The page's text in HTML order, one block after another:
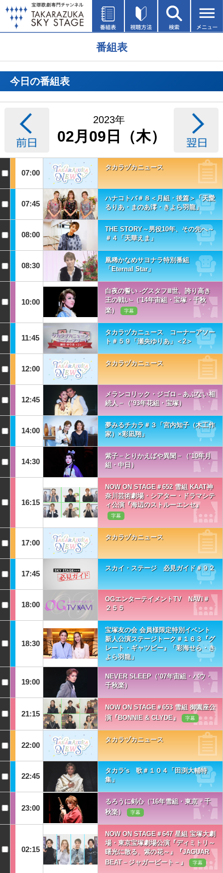
番組表
今日の番組表
2023年
02月09日（木）
07:00
タカラヅカニュース
07:45
ハナコトバ＃８＜月組・後篇＞「天愛
るりあ・まのあ澪・きよら羽龍」
08:00
THE STORY～男役10年、その先へ～
＃４「天華えま」
08:30
凰稀かなめサヨナラ特別番組
「Eternal Star」
10:00
白夜の誓い -グスタフⅢ世、誇り高き
王の戦い-（'14年宙組・宝塚・千秋
楽）
字幕
11:45
タカラヅカニュース コーナーアソー
ト＃５９「瀬央ゆりあ」＜2＞
12:00
タカラヅカニュース
12:45
メランコリック・ジゴロ－あぶない相
続人－（’93年花組・宝塚）
14:00
夢みるチカラ＃３「宮内知子（木工作
家）×彩凪翔」
14:30
紫子－とりかえばや異聞－（’10年月
組・中日）
16:15
NOW ON STAGE＃652 雪組 KAAT神
奈川芸術劇場・シアター・ドラマシテ
ィ公演『海辺のストルーエンセ』
字幕
17:00
タカラヅカニュース
17:45
スカイ・ステージ 必見ガイド＃９２
18:00
OGエンターテイメントTV NAVI＃
２５５
18:30
宝塚友の会 会員様限定特別イベント
新人公演ステージトーク＃１６３『グ
レート・ギャツビー』「彩海せら・き
よら羽龍」
19:00
NEVER SLEEP（’07年宙組・バウ・
千秋楽）
21:15
NOW ON STAGE＃653 雪組 御園座公
演『BONNIE & CLYDE』
字幕
22:00
タカラヅカニュース
22:45
タカラ's 歌＃１０４「田渕大輔特
集」
23:00
るろうに剣心（'16年雪組・東京・千
秋楽）
字幕
02:15
NOW ON STAGE＃647 星組 宝塚大劇
場・東京宝塚劇場公演『ディミトリ～
曙光に散る、紫の花～』『JAGUAR
BEAT－ジャガービート－』
字幕